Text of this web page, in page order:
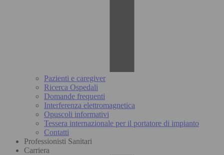
Pazienti e caregiver
Ricerca Ospedali
Domande frequenti
Interferenza elettromagnetica
Opuscoli informativi
Tessera internazionale per il portatore di impianto
Contatti
Professionisti Sanitari
Carriera